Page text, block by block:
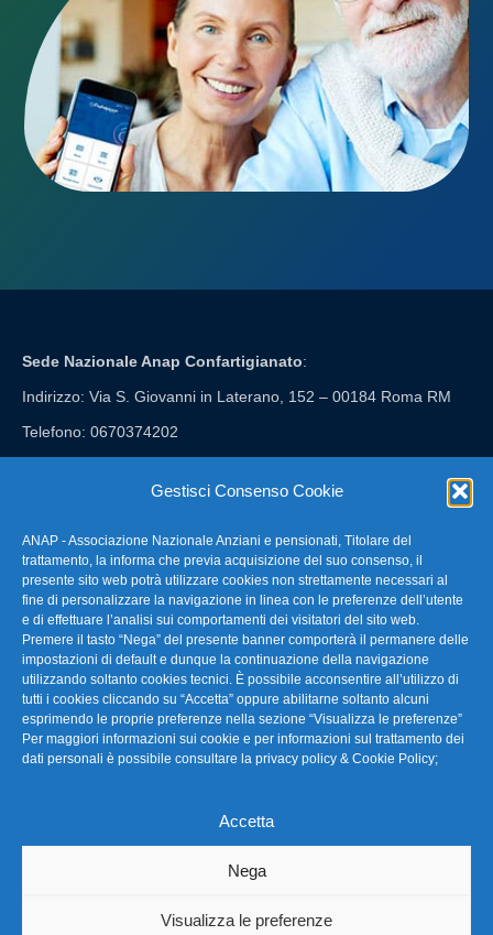
Gestisci Consenso Cookie
ANAP - Associazione Nazionale Anziani e pensionati, Titolare del
trattamento, la informa che previa acquisizione del suo consenso, il
presente sito web potrà utilizzare cookies non strettamente necessari al
fine di personalizzare la navigazione in linea con le preferenze dell’utente
e di effettuare l’analisi sui comportamenti dei visitatori del sito web.
Premere il tasto “Nega” del presente banner comporterà il permanere delle
impostazioni di default e dunque la continuazione della navigazione
utilizzando soltanto cookies tecnici. È possibile acconsentire all’utilizzo di
tutti i cookies cliccando su “Accetta” oppure abilitarne soltanto alcuni
esprimendo le proprie preferenze nella sezione “Visualizza le preferenze”
Per maggiori informazioni sui cookie e per informazioni sul trattamento dei
dati personali è possibile consultare la privacy policy & Cookie Policy;
Accetta
Nega
Visualizza le preferenze
Sede Nazionale Anap Confartigianato:
Indirizzo: Via S. Giovanni in Laterano, 152 – 00184 Roma RM
Telefono: 0670374202
FAQ – Domande Frequenti
La nostra Newsletter
Link Utili
TG Confartigianato
Privacy & Cookie Policy
Seguici